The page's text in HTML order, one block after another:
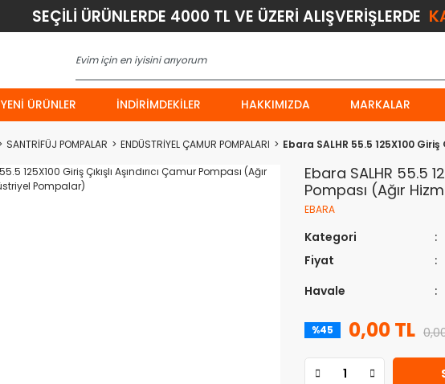
SEÇİLİ ÜRÜNLERDE 4000 TL VE ÜZERİ ALIŞVERİŞLERDE
YENI ÜRÜNLER İNDIRIMDEKILER HAKKIMIZDA MARKALAR
SANTRİFÜJ POMPALAR ENDÜSTRİYEL ÇAMUR POMPALARI Ebara SALHR 55.5 125X100
Ebara SALHR 55.5
Pompası (Ağır
EBARA
Kategori
Fiyat
Havale
%45 0,00 TL